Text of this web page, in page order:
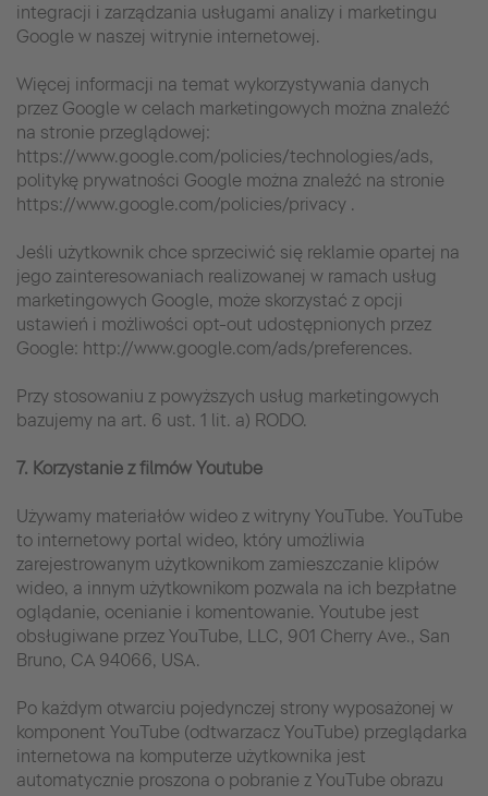
integracji i zarządzania usługami analizy i marketingu
Google w naszej witrynie internetowej.
Więcej informacji na temat wykorzystywania danych
przez Google w celach marketingowych można znaleźć
na stronie przeglądowej:
https://www.google.com/policies/technologies/ads,
politykę prywatności Google można znaleźć na stronie
https://www.google.com/policies/privacy .
Jeśli użytkownik chce sprzeciwić się reklamie opartej na
jego zainteresowaniach realizowanej w ramach usług
marketingowych Google, może skorzystać z opcji
ustawień i możliwości opt-out udostępnionych przez
Google: http://www.google.com/ads/preferences.
Przy stosowaniu z powyższych usług marketingowych
bazujemy na art. 6 ust. 1 lit. a) RODO.
7. Korzystanie z filmów Youtube
Używamy materiałów wideo z witryny YouTube. YouTube
to internetowy portal wideo, który umożliwia
zarejestrowanym użytkownikom zamieszczanie klipów
wideo, a innym użytkownikom pozwala na ich bezpłatne
oglądanie, ocenianie i komentowanie. Youtube jest
obsługiwane przez YouTube, LLC, 901 Cherry Ave., San
Bruno, CA 94066, USA.
Po każdym otwarciu pojedynczej strony wyposażonej w
komponent YouTube (odtwarzacz YouTube) przeglądarka
internetowa na komputerze użytkownika jest
automatycznie proszona o pobranie z YouTube obrazu